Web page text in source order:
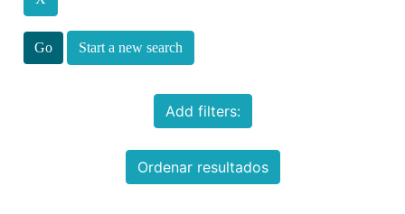
Start a new search
Add filters:
Ordenar resultados